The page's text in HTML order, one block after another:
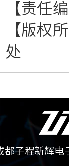
【责任
【版权
处
都子程新辉电